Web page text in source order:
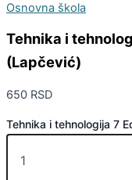
Osnovna škola
Tehnika i
(Lapčević)
650 RSD
Tehnika i tehnologija 7